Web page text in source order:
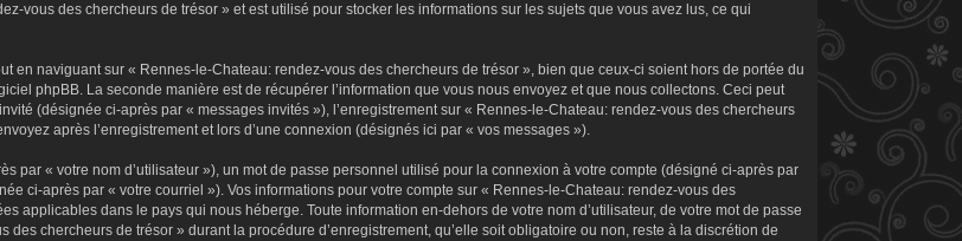
vous des chercheurs de trésor » et est utilisé pour stocker les informations sur les sujets que vous avez lus, ce qui
en naviguant sur « Rennes-le-Chateau: rendez-vous des chercheurs de trésor », bien que ceux-ci soient hors de portée du
phpBB. La seconde manière est de récupérer l’information que vous nous envoyez et que nous collectons. Ceci peut
(désignée ci-après par « messages invités »), l’enregistrement sur « Rennes-le-Chateau: rendez-vous des chercheurs
après l’enregistrement et lors d’une connexion (désignés ici par « vos messages »).
par « votre nom d’utilisateur »), un mot de passe personnel utilisé pour la connexion à votre compte (désigné ci-après par
ci-après par « votre courriel »). Vos informations pour votre compte sur « Rennes-le-Chateau: rendez-vous des
applicables dans le pays qui nous héberge. Toute information en-dehors de votre nom d’utilisateur, de votre mot de passe
chercheurs de trésor » durant la procédure d’enregistrement, qu’elle soit obligatoire ou non, reste à la discrétion de